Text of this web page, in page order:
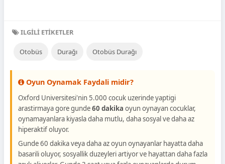
ILGILI ETIKETLER
Otobüs Durağı Otobüs Durağı
Oyun Oynamak Faydali midir?
Oxford Universitesi'nin 5.000 cocuk uzerinde yaptigi
arastirmaya gore gunde60 dakika oyun oynayan cocuklar,
oynamayanlara kiyasla daha mutlu, daha sosyal ve daha az
hiperaktif oluyor.
Gunde 60 dakika veya daha az oyun oynayanlar hayatta daha
basarili oluyor, sosyallik duzeyleri artiyor ve hayattan daha fazla